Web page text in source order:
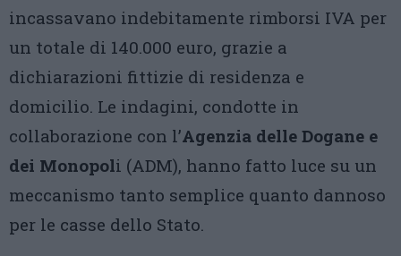
incassavano indebitamente rimborsi IVA per
un totale di 140.000 euro, grazie a
dichiarazioni fittizie di residenza e
domicilio. Le indagini, condotte in
collaborazione con l’Agenzia delle Dogane e
dei Monopoli (ADM), hanno fatto luce su un
meccanismo tanto semplice quanto dannoso
per le casse dello Stato.